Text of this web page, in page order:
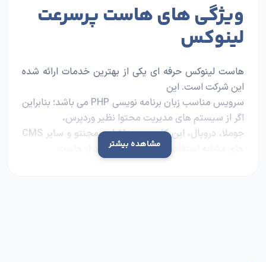
ویژگی های هاست پرسرعت
لینوکس
هاست لینوکس حرفه ای یکی از بهترین خدمات ارائه شده
این شرکت است. این
سرویس مناسب زبان برنامه نویسی PHP می باشد؛ بنابراین
اگر از سیستم های مدیریت محتوا نظیر وردپرس،
جوملا، دروپال، اپن کارت، پرستاشاپ، مجنتو و سایر CMS
های مشابه استفاده می کنید، می توانید از هاست
مشاهده بیشتر